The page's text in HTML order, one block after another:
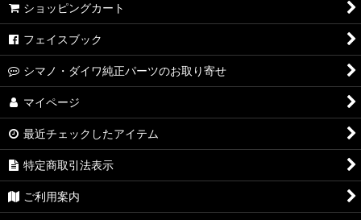
ショッピングカート
フェイスブック
シマノ・ダイワ純正パーツのお取り寄せ
マイページ
最近チェックしたアイテム
特定商取引法表示
ご利用案内